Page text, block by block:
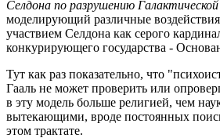
Селдона по разрушению
моделирующий различные
участвием Селдона как серого
конкурирующего государства -
Тут как раз показательно, что
Гааль не может проверить или
в эту модель больше религией, чем
вытекающими, вроде постоянных
этом трактате.